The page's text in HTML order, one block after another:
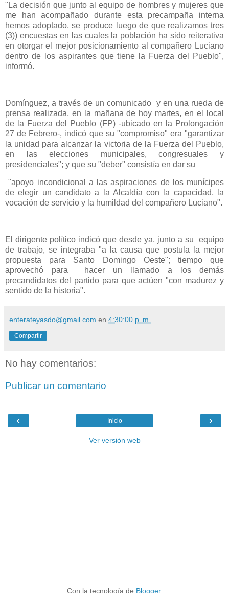
"La decisión que junto al equipo de hombres y mujeres que
me han acompañado durante esta precampaña interna
hemos adoptado, se produce luego de que realizamos tres
(3)) encuestas en las cuales la población ha sido reiterativa
en otorgar el mejor posicionamiento al compañero Luciano
dentro de los aspirantes que tiene la Fuerza del Pueblo",
informó.
Domínguez, a través de un comunicado y en una rueda de
prensa realizada, en la mañana de hoy martes, en el local
de la Fuerza del Pueblo (FP) -ubicado en la Prolongación
27 de Febrero-, indicó que su "compromiso" era "garantizar
la unidad para alcanzar la victoria de la Fuerza del Pueblo,
en las elecciones municipales, congresuales y
presidenciales"; y que su "deber" consistía en dar su
"apoyo incondicional a las aspiraciones de los munícipes
de elegir un candidato a la Alcaldía con la capacidad, la
vocación de servicio y la humildad del compañero Luciano".
El dirigente político indicó que desde ya, junto a su equipo
de trabajo, se integraba "a la causa que postula la mejor
propuesta para Santo Domingo Oeste"; tiempo que
aprovechó para hacer un llamado a los demás
precandidatos del partido para que actúen "con madurez y
sentido de la historia".
enterateyasdo@gmail.com en 4:30:00 p. m.
Compartir
No hay comentarios:
Publicar un comentario
‹ ›
Inicio
Ver versión web
Con la tecnología de Blogger.